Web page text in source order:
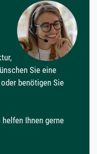
Sie eine
benötigen Sie
helfen Ihnen gerne